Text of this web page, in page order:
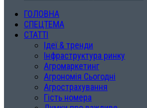
ГОЛОВНА
СПЕЦТЕМА
СТАТТІ
Ідеї & тренди
Інфраструктура ринку
Агромаркетинг
Агрономія Сьогодні
Агрострахування
Гість номера